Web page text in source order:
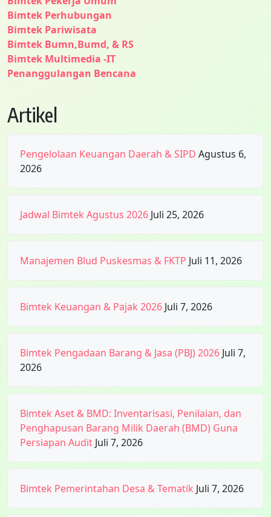
Bimtek Perhubungan
Bimtek Pariwisata
Bimtek Bumn,Bumd, & RS
Bimtek Multimedia -IT
Penanggulangan Bencana
Artikel
Pengelolaan Keuangan Daerah & SIPD Agustus 6,
2026
Jadwal Bimtek Agustus 2026 Juli 25, 2026
Manajemen Blud Puskesmas & FKTP Juli 11, 2026
Bimtek Keuangan & Pajak 2026 Juli 7, 2026
Bimtek Pengadaan Barang & Jasa (PBJ) 2026 Juli 7,
2026
Bimtek Aset & BMD: Inventarisasi, Penilaian, dan
Penghapusan Barang Milik Daerah (BMD) Guna
Persiapan Audit Juli 7, 2026
Bimtek Pemerintahan Desa & Tematik Juli 7, 2026